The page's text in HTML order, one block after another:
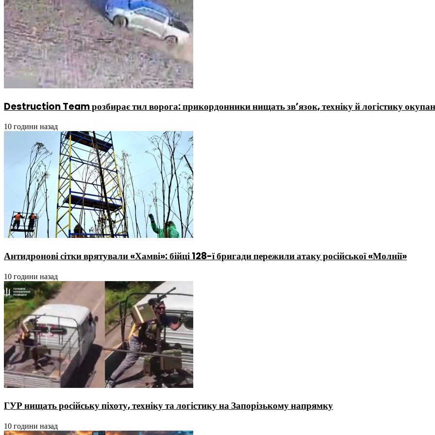
Destruction Team розбирає тил ворога: прикордонники нищать зв’язок, техніку й логістику
10 години назад
Антидронові сітки врятували «Хамві»: бійці 128-ї бригади пережили атаку російської «Молнії»
10 години назад
ГУР нищать російську піхоту, техніку та логістику на Запорізькому напрямку
10 години назад